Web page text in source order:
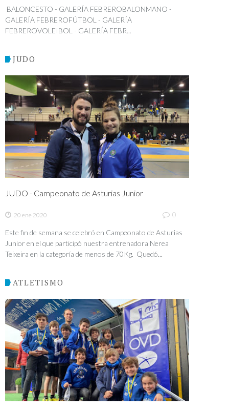
BALONCESTO - GALERÍA FEBREROBALONMANO -
GALERÍA FEBREROFÚTBOL - GALERÍA
FEBREROVOLEIBOL - GALERÍA FEBR...
JUDO
JUDO - Campeonato de Asturias Junior
20 ene 2020 0
Este fin de semana se celebró en Campeonato de Asturias
Junior en el que participó nuestra entrenadora Nerea
Teixeira en la categoría de menos de 70Kg. Quedó...
ATLETISMO